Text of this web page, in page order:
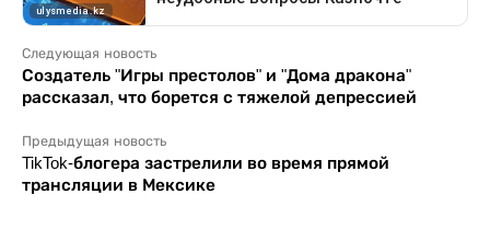
Следующая новость
Создатель "Игры престолов" и "Дома дракона"
рассказал, что борется с тяжелой депрессией
Предыдущая новость
TikTok-блогера застрелили во время прямой
трансляции в Мексике